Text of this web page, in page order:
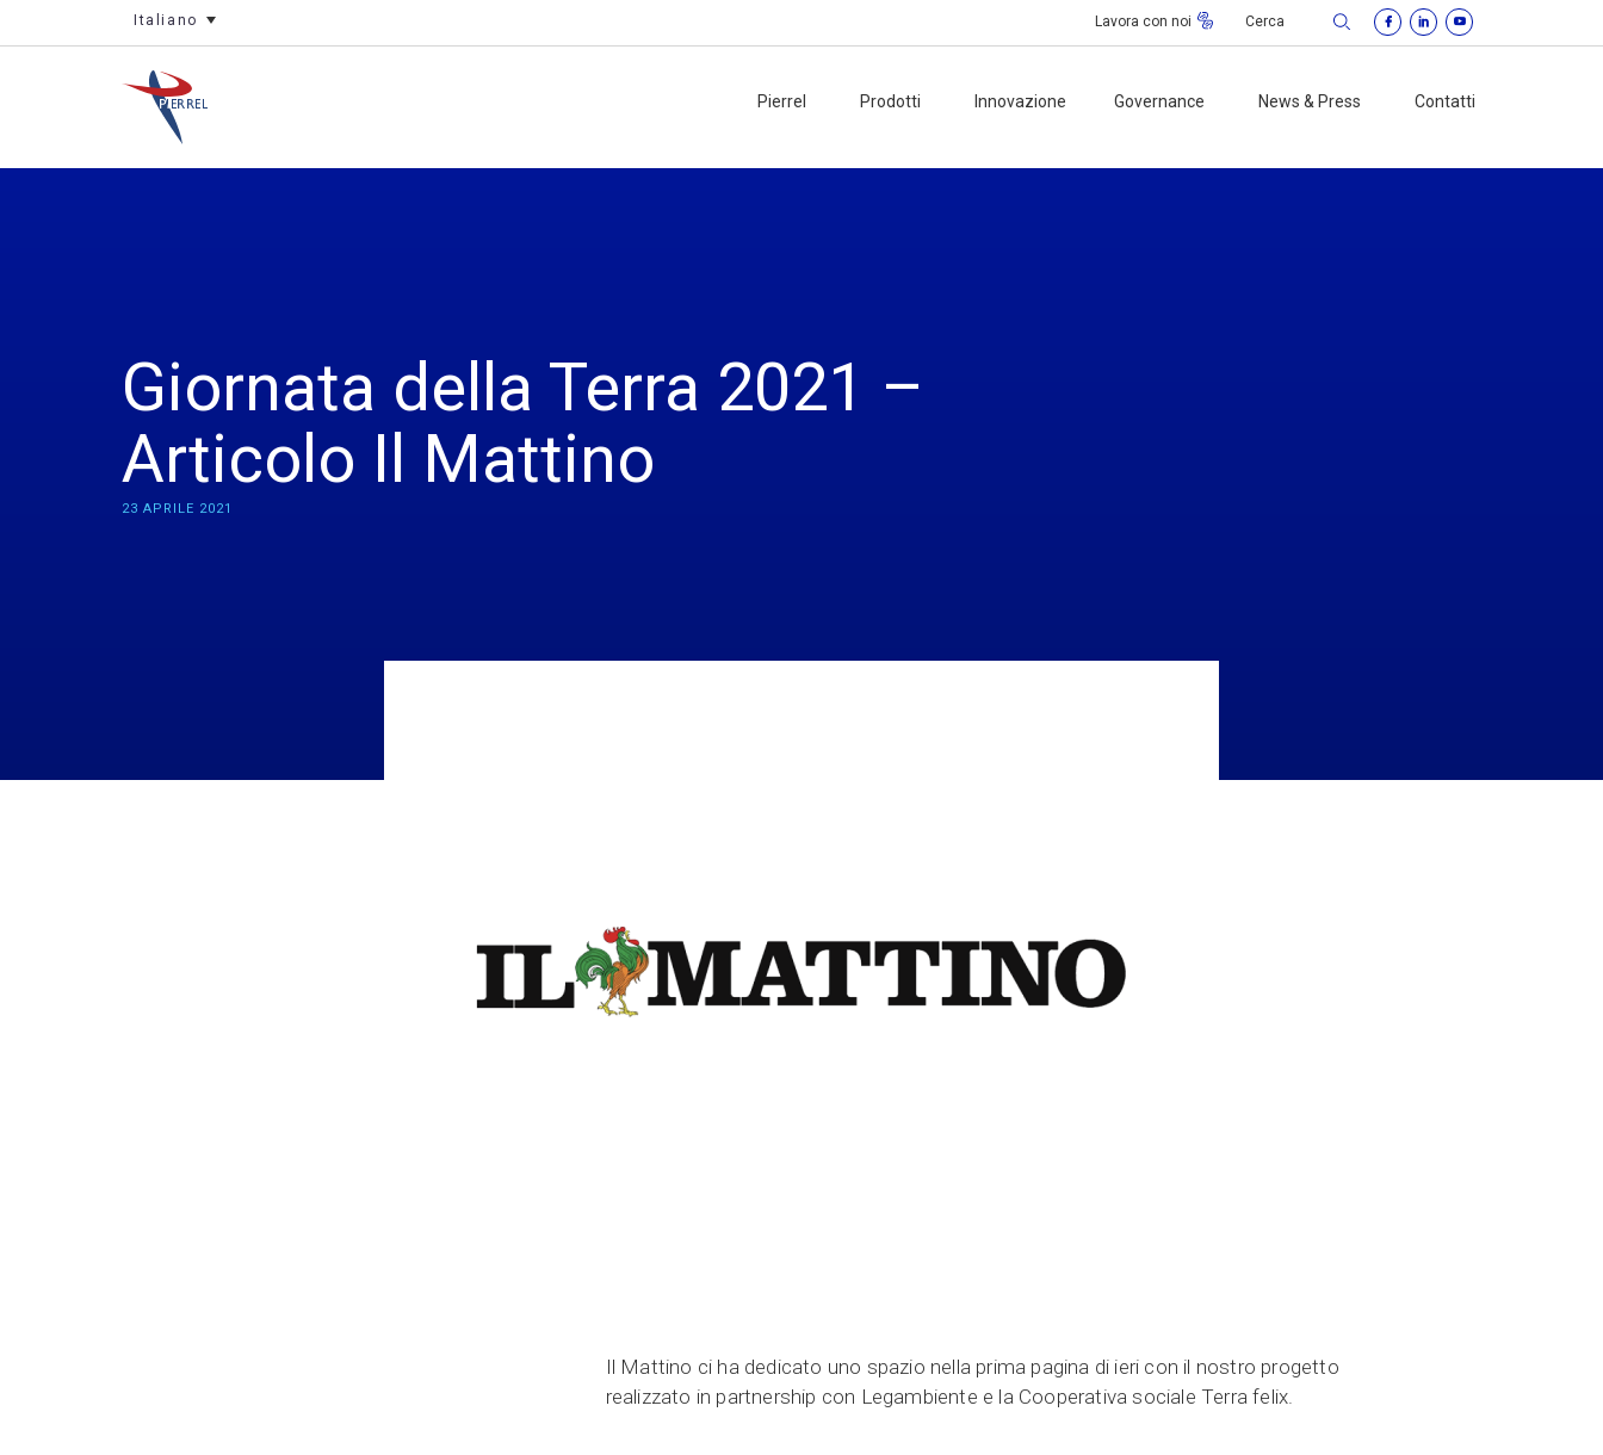
Italiano Lavora con noi
Pierrel Prodotti Innovazione Governance News & Press Contatti
Giornata della Terra 2021 –
Articolo Il Mattino
23 APRILE 2021
Il Mattino ci ha dedicato uno spazio nella prima pagina di ieri con il nostro progetto
realizzato in partnership con Legambiente e la Cooperativa sociale Terra felix.